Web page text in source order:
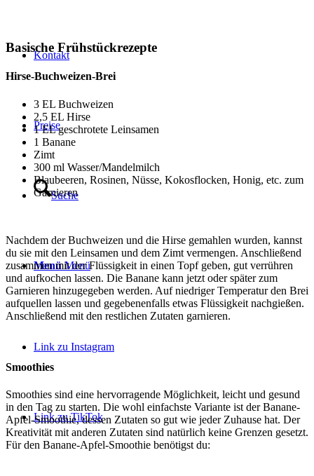
Kontakt
Preise
Suche
Menü Menü
Link zu Instagram
Link zu TikTok
Basische Frühstückrezepte
Hirse-Buchweizen-Brei
3 EL Buchweizen
2,5 EL Hirse
1 EL geschrotete Leinsamen
1 Banane
Zimt
300 ml Wasser/Mandelmilch
Blaubeeren, Rosinen, Nüsse, Kokosflocken, Honig, etc. zum
Garnieren
Nachdem der Buchweizen und die Hirse gemahlen wurden, kannst
du sie mit den Leinsamen und dem Zimt vermengen. Anschließend
zusammen mit der Flüssigkeit in einen Topf geben, gut verrühren
und aufkochen lassen. Die Banane kann jetzt oder später zum
Garnieren hinzugegeben werden. Auf niedriger Temperatur den Brei
aufquellen lassen und gegebenenfalls etwas Flüssigkeit nachgießen.
Anschließend mit den restlichen Zutaten garnieren.
Smoothies
Smoothies sind eine hervorragende Möglichkeit, leicht und gesund
in den Tag zu starten. Die wohl einfachste Variante ist der Banane-
Apfel-Smoothie, dessen Zutaten so gut wie jeder Zuhause hat. Der
Kreativität mit anderen Zutaten sind natürlich keine Grenzen gesetzt.
Für den Banane-Apfel-Smoothie benötigst du: